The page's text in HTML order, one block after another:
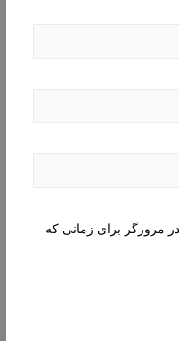
مرورگر برای زمانی که